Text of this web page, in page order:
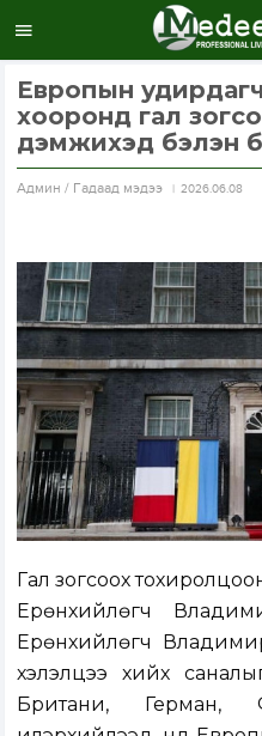
Европын
хооронд гал
дэмжихэд бэлэн
Aдмин / Гадаад мэдээ 2026.06.08
Гал зогсоох
Ерөнхийлөгч
Ерөнхийлөгч
хэлэлцээ хийх
Британи, Герман,